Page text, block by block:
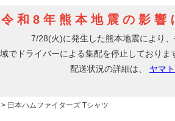
日本ハムファイターズ Tシャツ